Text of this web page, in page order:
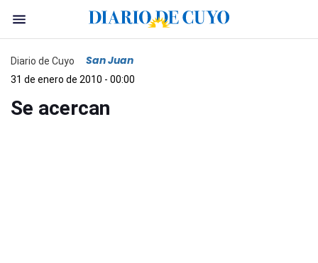
Diario de Cuyo San Juan
31 de enero de 2010 - 00:00
Se acercan